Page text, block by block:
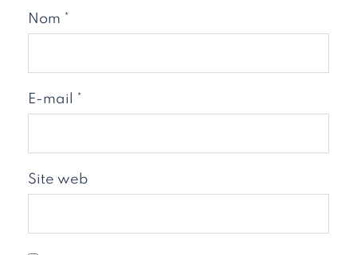
Nom *
E-mail *
Site web